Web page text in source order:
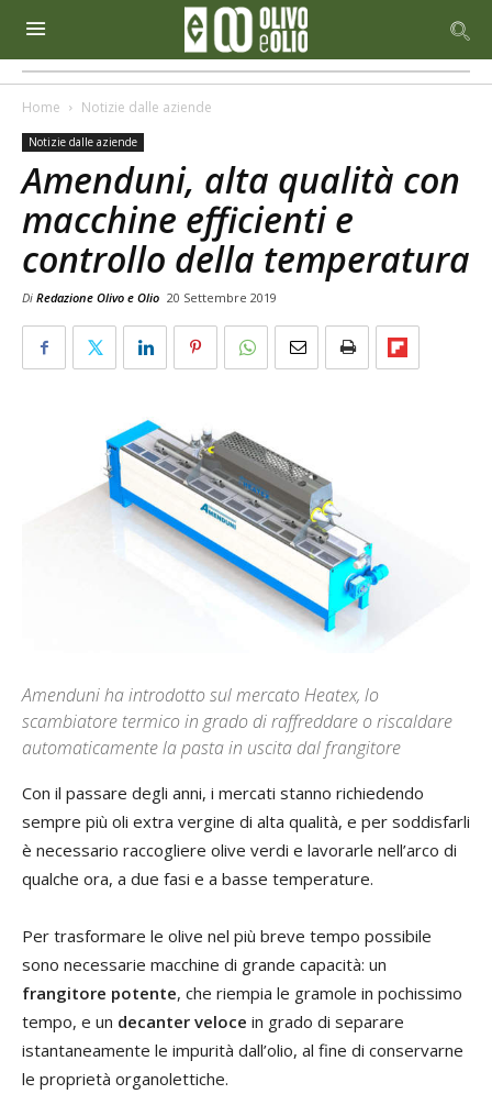
Home Notizie dalle aziende
Notizie dalle aziende
Amenduni, alta qualità con
macchine efficienti e
controllo della temperatura
Di Redazione Olivo e Olio 20 Settembre 2019
Amenduni ha introdotto sul mercato Heatex, lo
scambiatore termico in grado di raffreddare o riscaldare
automaticamente la pasta in uscita dal frangitore
Con il passare degli anni, i mercati stanno richiedendo
sempre più oli extra vergine di alta qualità, e per soddisfarli
è necessario raccogliere olive verdi e lavorarle nell’arco di
qualche ora, a due fasi e a basse temperature.
Per trasformare le olive nel più breve tempo possibile
sono necessarie macchine di grande capacità: un
frangitore potente, che riempia le gramole in pochissimo
tempo, e un decanter veloce in grado di separare
istantaneamente le impurità dall’olio, al fine di conservarne
le proprietà organolettiche.